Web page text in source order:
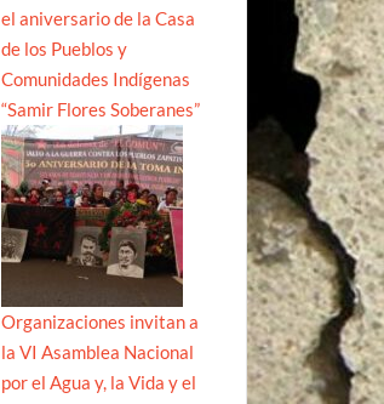
el aniversario de la Casa
de los Pueblos y
Comunidades Indígenas
“Samir Flores Soberanes”
Organizaciones invitan a
la VI Asamblea Nacional
por el Agua y, la Vida y el